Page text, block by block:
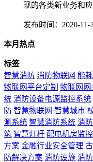
现的各类新业务和
发布时间：2020-11-
本月热点
标签
智慧消防 消防物联网 能
物联网平台定制 物联网网
统 消防设备电源监控系统
防 智慧物联网 智慧城市
测系统 智慧消防系统 消
筑 智慧灯杆 配电机房监控
方案 金融行业安全管理
防解决方案 消防设施 消